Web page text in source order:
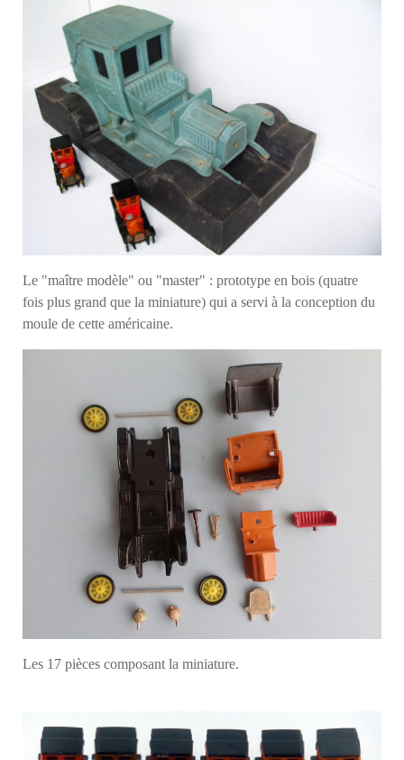
Le "maître modèle" ou "master" : prototype en bois (quatre
fois plus grand que la miniature) qui a servi à la conception du
moule de cette américaine.
Les 17 pièces composant la miniature.